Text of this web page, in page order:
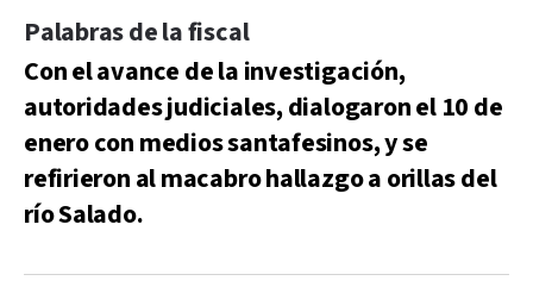
Palabras de la fiscal
Con el avance de la investigación,
autoridades judiciales, dialogaron el 10 de
enero con medios santafesinos, y se
refirieron al macabro hallazgo a orillas del
río Salado.